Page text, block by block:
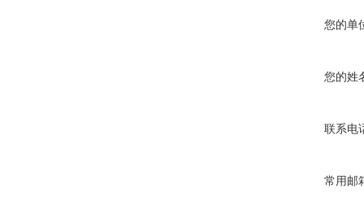
您的单
您的姓
联系电
常用邮